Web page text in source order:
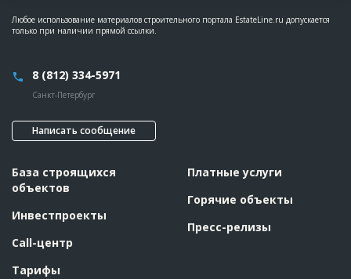
Любое использование материалов строительного портала EstateLine.ru допускается
только при наличии прямой ссылки.
8 (812) 334-5971
Санкт-Петербург
Написать сообщение
База строящихся
объектов
Инвестпроекты
Call-центр
Тарифы
Платные услуги
Горячие объекты
Пресс-релизы